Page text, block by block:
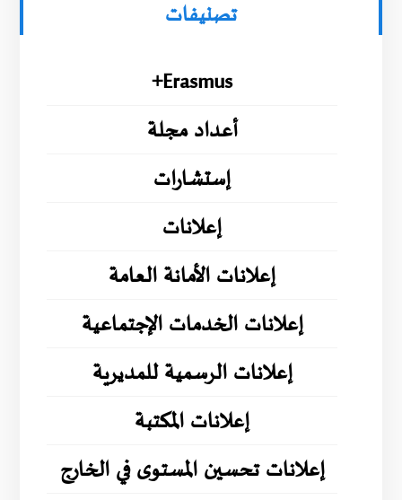
تصنيفات
Erasmus+
أعداد مجلة
إستشارات
إعلانات
إعلانات الأمانة العامة
إعلانات الخدمات الإجتماعية
إعلانات الرسمية للمديرية
إعلانات المكتبة
إعلانات تحسين المستوى في الخارج